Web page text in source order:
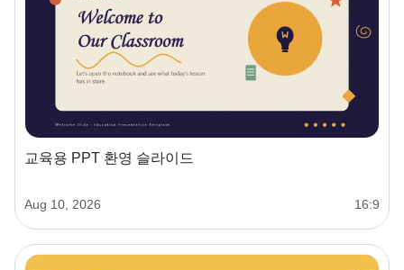
교육용 PPT 환영 슬라이드
Aug 10, 2026 16:9